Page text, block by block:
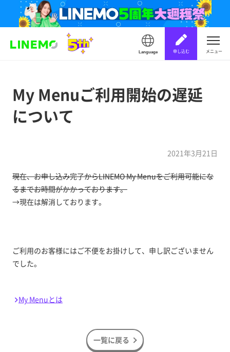
Language 申し込む メニュー
My Menuご利用開始の遅延
について
2021年3月21日
現在、お申し込み完了からLINEMO My Menuをご利用可能にな
るまでお時間がかかっております。
→現在は解消しております。
ご利用のお客様にはご不便をお掛けして、申し訳ございません
でした。
My Menuとは
一覧に戻る